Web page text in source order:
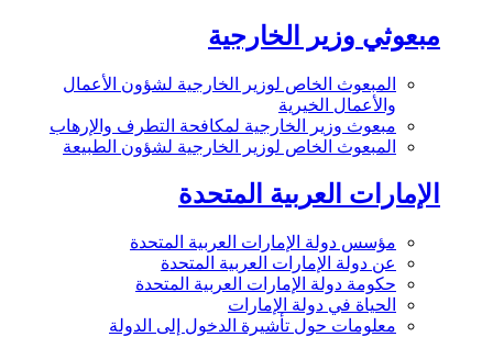
مبعوثي وزير الخارجية
المبعوث الخاص لوزير الخارجية لشؤون الأعمال
والأعمال الخيرية
مبعوث وزير الخارجية لمكافحة التطرف والإرهاب
المبعوث الخاص لوزير الخارجية لشؤون الطبيعة
الإمارات العربية المتحدة
مؤسس دولة الإمارات العربية المتحدة
عن دولة الإمارات العربية المتحدة
حكومة دولة الإمارات العربية المتحدة
الحياة في دولة الإمارات
معلومات حول تأشيرة الدخول إلى الدولة